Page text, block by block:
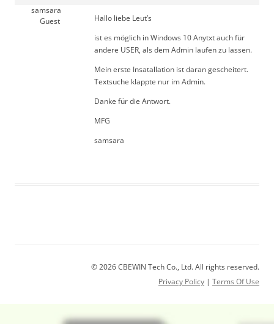
samsara
Guest
Hallo liebe Leut’s
ist es möglich in Windows 10 Anytxt auch für
andere USER, als dem Admin laufen zu lassen.
Mein erste Insatallation ist daran gescheitert.
Textsuche klappte nur im Admin.
Danke für die Antwort.
MFG
samsara
© 2026 CBEWIN Tech Co., Ltd. All rights reserved.
Privacy Policy | Terms Of Use